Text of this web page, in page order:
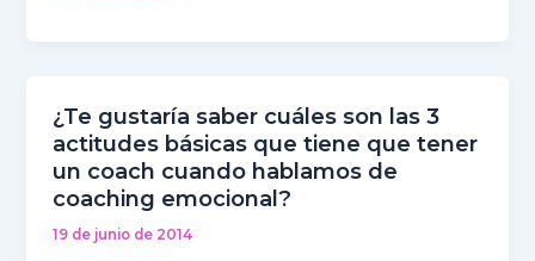
¿Te gustaría saber cuáles son las 3
actitudes básicas que tiene que tener
un coach cuando hablamos de
coaching emocional?
19 de junio de 2014
¿Te
gustaría
saber
cuáles
son